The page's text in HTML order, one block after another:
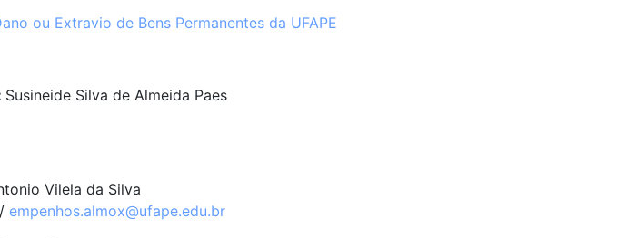
ou Extravio de Bens Permanentes da UFAPE
Susineide Silva de Almeida Paes
Vilela da Silva
empenhos.almox@ufape.edu.br